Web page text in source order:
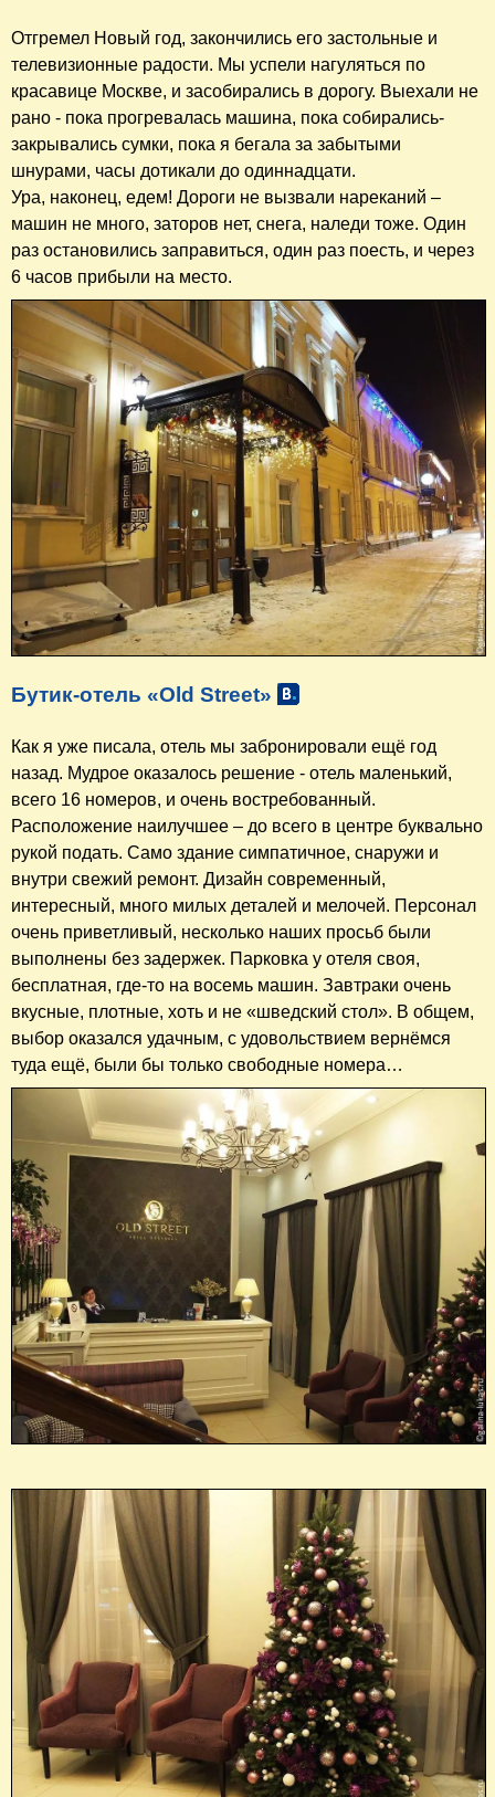
Отгремел Новый год, закончились его застольные и
телевизионные радости. Мы успели нагуляться по
красавице Москве, и засобирались в дорогу. Выехали не
рано - пока прогревалась машина, пока собирались-
закрывались сумки, пока я бегала за забытыми
шнурами, часы дотикали до одиннадцати.
Ура, наконец, едем! Дороги не вызвали нареканий –
машин не много, заторов нет, снега, наледи тоже. Один
раз остановились заправиться, один раз поесть, и через
6 часов прибыли на место.
Бутик-отель «Old Street»
Как я уже писала, отель мы забронировали ещё год
назад. Мудрое оказалось решение - отель маленький,
всего 16 номеров, и очень востребованный.
Расположение наилучшее – до всего в центре буквально
рукой подать. Само здание симпатичное, снаружи и
внутри свежий ремонт. Дизайн современный,
интересный, много милых деталей и мелочей. Персонал
очень приветливый, несколько наших просьб были
выполнены без задержек. Парковка у отеля своя,
бесплатная, где-то на восемь машин. Завтраки очень
вкусные, плотные, хоть и не «шведский стол». В общем,
выбор оказался удачным, с удовольствием вернёмся
туда ещё, были бы только свободные номера…